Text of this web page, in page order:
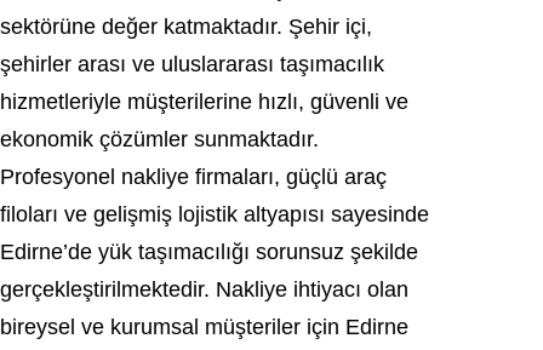
sektörüne değer katmaktadır. Şehir içi,
şehirler arası ve uluslararası taşımacılık
hizmetleriyle müşterilerine hızlı, güvenli ve
ekonomik çözümler sunmaktadır.
Profesyonel nakliye firmaları, güçlü araç
filoları ve gelişmiş lojistik altyapısı sayesinde
Edirne’de yük taşımacılığı sorunsuz şekilde
gerçekleştirilmektedir. Nakliye ihtiyacı olan
bireysel ve kurumsal müşteriler için Edirne